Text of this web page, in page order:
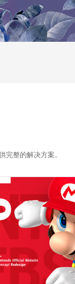
完整的解决方案。